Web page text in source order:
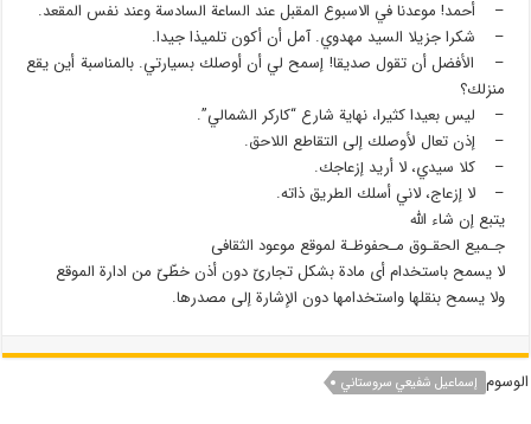
– أحمد! موعدنا في الاسبوع المقبل عند الساعة السادسة وعند نفس المقعد.
– شكرا جزيلا السيد مهدوي. آمل أن أكون تلميذا جيدا.
– الأفضل أن تقول صديقا! إسمح لي أن أوصلك بسيارتي. بالمناسبة أين يقع
منزلك؟
– ليس بعيدا كثيرا، نهاية شارع “كاركر الشمالي”.
– إذن تعال لأوصلك إلى التقاطع اللاحق.
– كلا سيدي، لا أريد إزعاجك.
– لا إزعاج، لاني أسلك الطريق ذاته.
یتبع إن شاء الله
جـمیع الحقـوق مـحفوظـة لموقع موعود الثقافی
لا یسمح باستخدام أی مادة بشكل تجاریّ دون أذن خطّیّ من ادارة الموقع
ولا یسمح بنقلها واستخدامها دون الإشارة إلى مصدرها.
الوسوم إسماعيل شفيعي سروستاني